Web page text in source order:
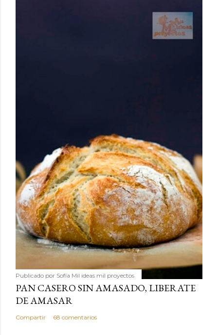
Publicado por Sofía Mil ideas mil proyectos
PAN CASERO SIN AMASADO, LIBERATE
DE AMASAR
Compartir 68 comentarios